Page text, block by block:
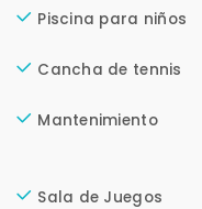
Piscina para niños
Cancha de tennis
Mantenimiento
Sala de Juegos
Solo los